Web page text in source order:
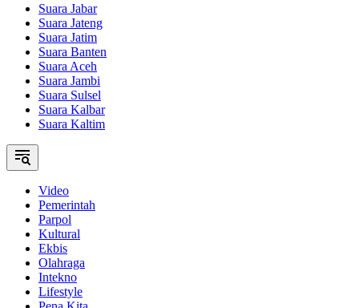
Suara Jabar
Suara Jateng
Suara Jatim
Suara Banten
Suara Aceh
Suara Jambi
Suara Sulsel
Suara Kalbar
Suara Kaltim
Video
Pemerintah
Parpol
Kultural
Ekbis
Olahraga
Intekno
Lifestyle